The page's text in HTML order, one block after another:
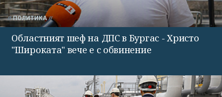
ПОЛИТИКА
Областният шеф на ДПС в Бургас - Христо
"Широката" вече е с обвинение